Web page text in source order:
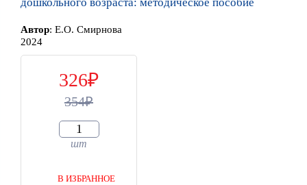
Автор: Е.О. Смирнова
2024
326
354
шт
В ИЗБРАННОЕ